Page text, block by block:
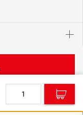
C